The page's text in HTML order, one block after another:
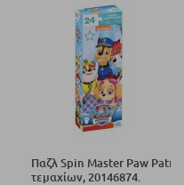
Παζλ Spin Master Paw
τεμαχίων, 20146874.